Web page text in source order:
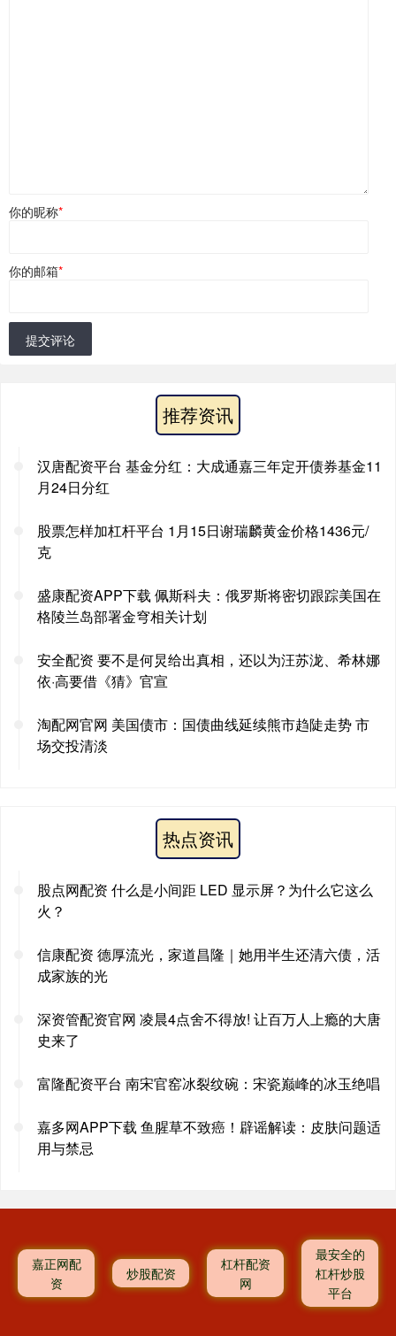
你的昵称*
你的邮箱*
提交评论
推荐资讯
汉唐配资平台 基金分红：大成通嘉三年定开债券基金11
月24日分红
股票怎样加杠杆平台 1月15日谢瑞麟黄金价格1436元/
克
盛康配资APP下载 佩斯科夫：俄罗斯将密切跟踪美国在
格陵兰岛部署金穹相关计划
安全配资 要不是何炅给出真相，还以为汪苏泷、希林娜
依·高要借《猜》官宣
淘配网官网 美国债市：国债曲线延续熊市趋陡走势 市
场交投清淡
热点资讯
股点网配资 什么是小间距 LED 显示屏？为什么它这么
火？
信康配资 德厚流光，家道昌隆｜她用半生还清六债，活
成家族的光
深资管配资官网 凌晨4点舍不得放! 让百万人上瘾的大唐
史来了
富隆配资平台 南宋官窑冰裂纹碗：宋瓷巅峰的冰玉绝唱
嘉多网APP下载 鱼腥草不致癌！辟谣解读：皮肤问题适
用与禁忌
嘉正网配
资
炒股配资
杠杆配资
网
最安全的
杠杆炒股
平台